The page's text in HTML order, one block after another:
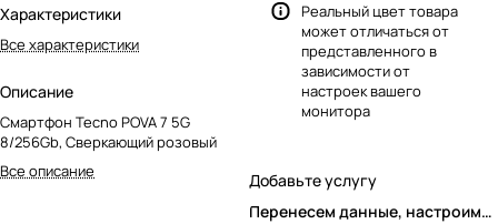
Характеристики
Все характеристики
Описание
Смартфон Tecno POVA 7 5G
8/256Gb, Сверкающий розовый
Все описание
Реальный цвет товара
может отличаться от
представленного в
зависимости от
настроек вашего
монитора
Добавьте услугу
Перенесем данные, настроим